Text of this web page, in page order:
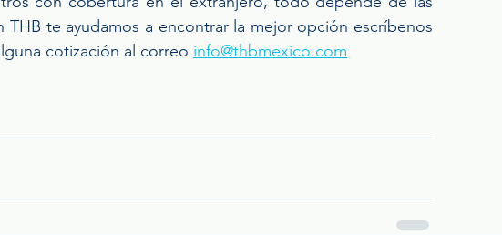
te ayudamos a encontrar la mejor opción escríbenos
cotización al correo info@thbmexico.com